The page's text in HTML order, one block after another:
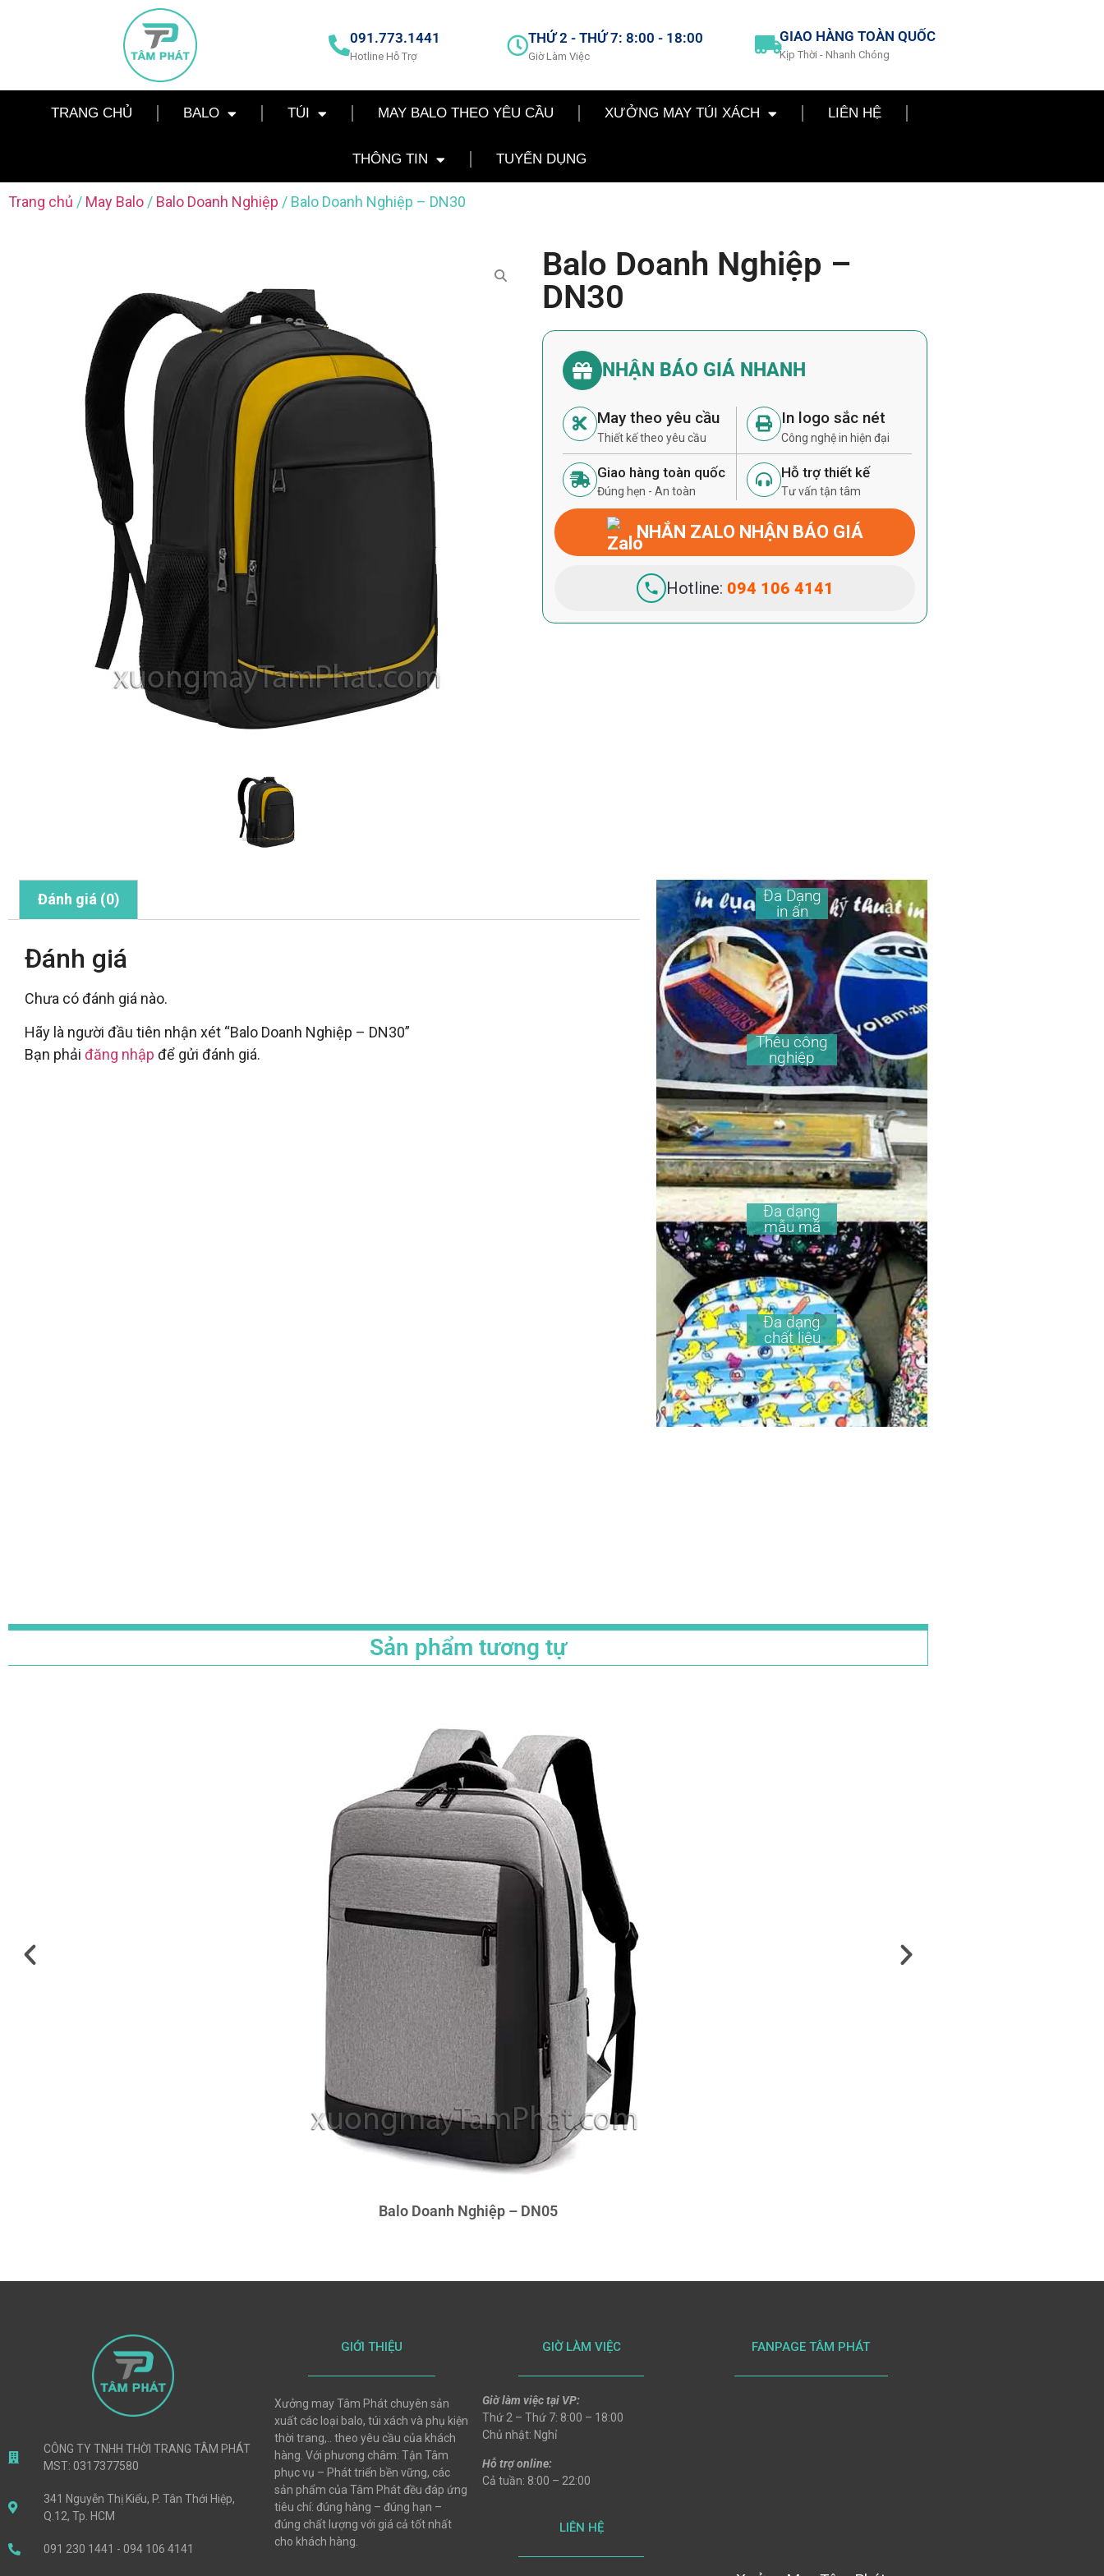
091.773.1441
Hotline Hỗ Trợ
THỨ 2 - THỨ 7: 8:00 - 18:00
Giờ Làm Việc
GIAO HÀNG TOÀN QUỐC
Kịp Thời - Nhanh Chóng
TRANG CHỦ BALO TÚI MAY BALO THEO YÊU CẦU XƯỞNG MAY TÚI XÁCH LIÊN HỆ
THÔNG TIN TUYỂN DỤNG
Trang chủ / May Balo / Balo Doanh Nghiệp / Balo Doanh Nghiệp – DN30
Balo Doanh Nghiệp –
DN30
NHẬN BÁO GIÁ NHANH
May theo yêu cầu
Thiết kế theo yêu cầu
In logo sắc nét
Công nghệ in hiện đại
Giao hàng toàn quốc
Đúng hẹn - An toàn
Hỗ trợ thiết kế
Tư vấn tận tâm
NHẮN ZALO NHẬN BÁO GIÁ
Hotline: 094 106 4141
Đánh giá (0)
Đánh giá
Chưa có đánh giá nào.
Hãy là người đầu tiên nhận xét “Balo Doanh Nghiệp – DN30”
Bạn phải đăng nhập để gửi đánh giá.
Đa Dạng
in ấn
Thêu công
nghiệp
Đa dạng
mẫu mã
Đa dạng
chất liệu
Sản phẩm tương tự
Balo Doanh Nghiệp – DN05
CÔNG TY TNHH THỜI TRANG TÂM PHÁT
MST: 0317377580
341 Nguyễn Thị Kiểu, P. Tân Thới Hiệp,
Q.12, Tp. HCM
091 230 1441 - 094 106 4141
GIỚI THIỆU
Xưởng may Tâm Phát chuyên sản
xuất các loại balo, túi xách và phụ kiện
thời trang,.. theo yêu cầu của khách
hàng. Với phương châm: Tận Tâm
phục vụ – Phát triển bền vững, các
sản phẩm của Tâm Phát đều đáp ứng
tiêu chí: đúng hàng – đúng hạn –
đúng chất lượng với giá cả tốt nhất
cho khách hàng.
GIỜ LÀM VIỆC
Giờ làm việc tại VP:
Thứ 2 – Thứ 7: 8:00 – 18:00
Chủ nhật: Nghỉ
Hỗ trợ online:
Cả tuần: 8:00 – 22:00
LIÊN HỆ
FANPAGE TÂM PHÁT